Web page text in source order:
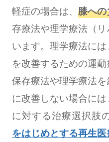
軽症の場合は、膝へ
存療法や理学療法（
います。理学療法に
を改善するための運動
保存療法や理学療法
に改善しない場合に
に対する治療選択肢
をはじめとする再生医